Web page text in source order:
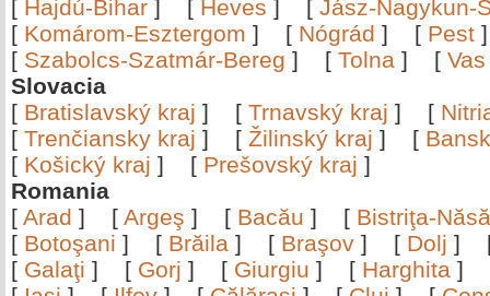
[ Hajdú-Bihar ] [ Heves ] [ Jász-Nagykun-
[ Komárom-Esztergom ] [ Nógrád ] [ Pest
[ Szabolcs-Szatmár-Bereg ] [ Tolna ] [ Vas
Slovacia
[ Bratislavský kraj ] [ Trnavský kraj ] [
[ Trenčiansky kraj ] [ Žilinský kraj ] [
[ Košický kraj ] [ Prešovský kraj ]
Romania
[ Arad ] [ Argeş ] [ Bacău ] [ Bistriţa-
[ Botoşani ] [ Brăila ] [ Braşov ] [ Dolj ]
[ Galaţi ] [ Gorj ] [ Giurgiu ] [ Harghita ]